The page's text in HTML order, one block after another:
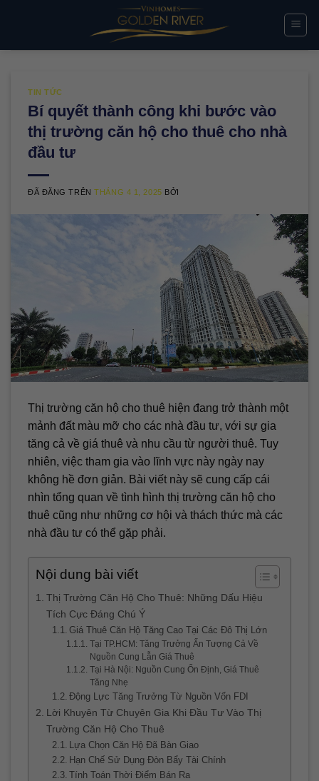
TIN TỨC
Bí quyết thành công khi bước vào
thị trường căn hộ cho thuê cho nhà
đầu tư
ĐÃ ĐĂNG TRÊNTHÁNG 4 1, 2025 BỞI
Thị trường căn hộ cho thuê hiện đang trở thành một
mảnh đất màu mỡ cho các nhà đầu tư, với sự gia
tăng cả về giá thuê và nhu cầu từ người thuê. Tuy
nhiên, việc tham gia vào lĩnh vực này ngày nay
không hề đơn giản. Bài viết này sẽ cung cấp cái
nhìn tổng quan về tình hình thị trường căn hộ cho
thuê cũng như những cơ hội và thách thức mà các
nhà đầu tư có thể gặp phải.
Nội dung bài viết
Thị Trường Căn Hộ Cho Thuê: Những Dấu Hiệu
Tích Cực Đáng Chú Ý
Giá Thuê Căn Hộ Tăng Cao Tại Các Đô Thị Lớn
Tại TP.HCM: Tăng Trưởng Ấn Tượng Cả Về
Nguồn Cung Lẫn Giá Thuê
Tại Hà Nội: Nguồn Cung Ổn Định, Giá Thuê
Tăng Nhẹ
Động Lực Tăng Trưởng Từ Nguồn Vốn FDI
Lời Khuyên Từ Chuyên Gia Khi Đầu Tư Vào Thị
Trường Căn Hộ Cho Thuê
Lựa Chọn Căn Hộ Đã Bàn Giao
Hạn Chế Sử Dụng Đòn Bẩy Tài Chính
Tính Toán Thời Điểm Bán Ra